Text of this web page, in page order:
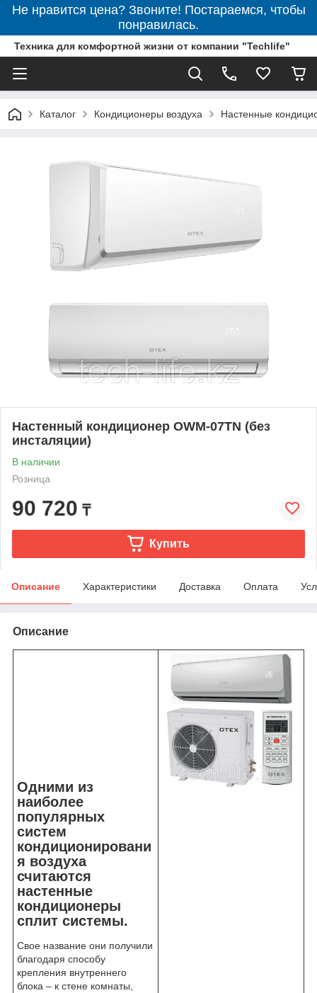
Не нравится цена? Звоните! Постараемся, чтобы
понравилась.
Техника для комфортной жизни от компании "Techlife"
Каталог Кондиционеры воздуха Настенные
Настенный кондиционер OWM-07TN (без
инсталяции)
В наличии
Розница
90 720 ₸
Купить
Описание Характеристики Доставка Оплата
Описание
Одними из
наиболее
популярных
систем
кондиционировани
я воздуха
считаются
настенные
кондиционеры
сплит системы.
Свое название они получили
благодаря способу
крепления внутреннего
блока – к стене комнаты,